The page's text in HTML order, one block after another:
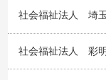
社会福祉法人 埼
社会福祉法人 彩